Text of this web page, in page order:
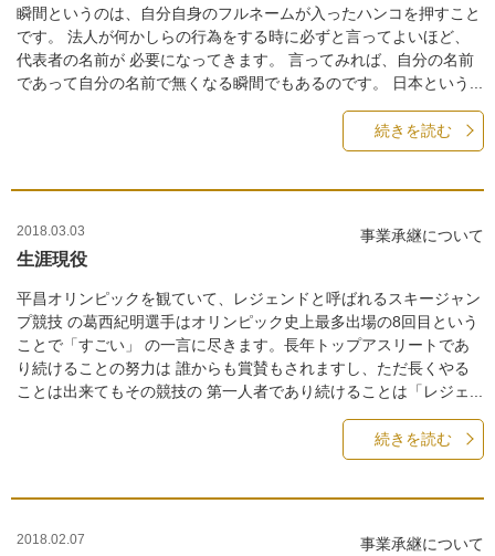
瞬間というのは、自分自身のフルネームが入ったハンコを押すこと
です。 法人が何かしらの行為をする時に必ずと言ってよいほど、
代表者の名前が 必要になってきます。 言ってみれば、自分の名前
であって自分の名前で無くなる瞬間でもあるのです。 日本という...
続きを読む
2018.03.03 事業承継について
生涯現役
平昌オリンピックを観ていて、レジェンドと呼ばれるスキージャン
プ競技 の葛西紀明選手はオリンピック史上最多出場の8回目という
ことで「すごい」 の一言に尽きます。長年トップアスリートであ
り続けることの努力は 誰からも賞賛もされますし、ただ長くやる
ことは出来てもその競技の 第一人者であり続けることは「レジェ...
続きを読む
2018.02.07 事業承継について